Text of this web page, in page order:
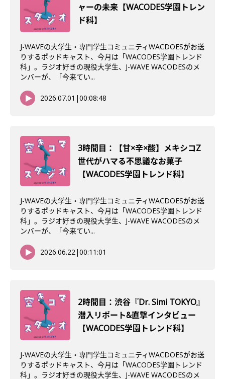
ャーの未来【WACODES学園トレン
ド科】
J-WAVEの大学生・専門学生コミュニティWACDOESがお送
りするポッドキャスト、今月は「WACODES学園トレンド
科」。ラジオ好きの現役大学生、J-WAVE WACODESのメ
ンバーが、「今来てい...
2026.07.01 |00:08:48
3時間目：【甘×辛×酸】メキシコZ
世代がハマる不思議なお菓子
【WACODES学園トレンド科】
J-WAVEの大学生・専門学生コミュニティWACDOESがお送
りするポッドキャスト、今月は「WACODES学園トレンド
科」。ラジオ好きの現役大学生、J-WAVE WACODESのメ
ンバーが、「今来てい...
2026.06.22|00:11:01
2時間目：渋谷『Dr. Simi TOKYO』
潜入リポート&直撃インタビュー
【WACODES学園トレンド科】
J-WAVEの大学生・専門学生コミュニティWACDOESがお送
りするポッドキャスト、今月は「WACODES学園トレンド
科」。ラジオ好きの現役大学生、J-WAVE WACODESのメ